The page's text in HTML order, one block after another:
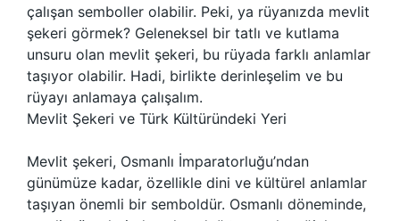
çalışan semboller olabilir. Peki, ya rüyanızda mevlit
şekeri görmek? Geleneksel bir tatlı ve kutlama
unsuru olan mevlit şekeri, bu rüyada farklı anlamlar
taşıyor olabilir. Hadi, birlikte derinleşelim ve bu
rüyayı anlamaya çalışalım.
Mevlit Şekeri ve Türk Kültüründeki Yeri
Mevlit şekeri, Osmanlı İmparatorluğu’ndan
günümüze kadar, özellikle dini ve kültürel anlamlar
taşıyan önemli bir semboldür. Osmanlı döneminde,